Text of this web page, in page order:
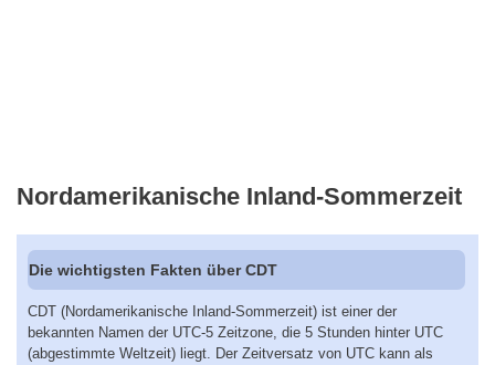
Nordamerikanische Inland-Sommerzeit
Die wichtigsten Fakten über CDT
CDT (Nordamerikanische Inland-Sommerzeit) ist einer der
bekannten Namen der UTC-5 Zeitzone, die 5 Stunden hinter UTC
(abgestimmte Weltzeit) liegt. Der Zeitversatz von UTC kann als